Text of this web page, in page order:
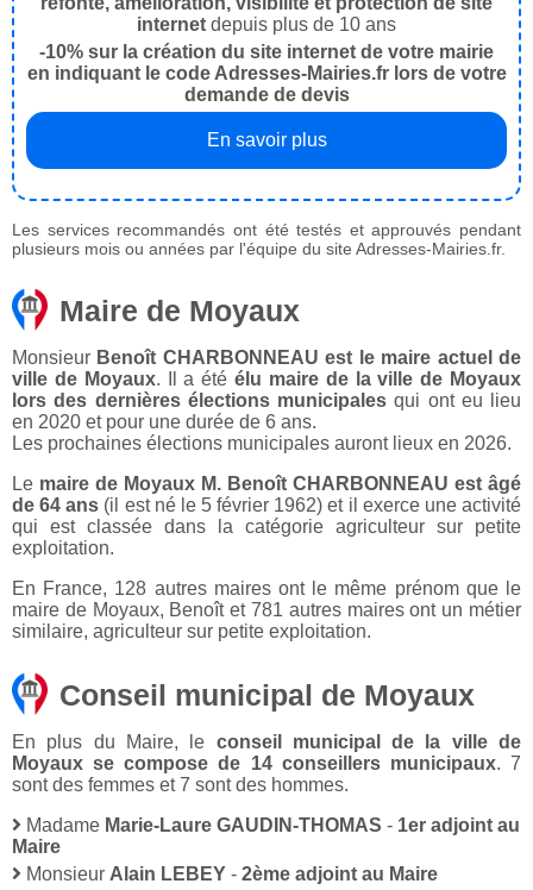
internet depuis plus de 10 ans
-10% sur la création du site internet de votre mairie
en indiquant le code Adresses-Mairies.fr lors de votre
demande de devis
En savoir plus
Les services recommandés ont été testés et approuvés pendant
plusieurs mois ou années par l'équipe du site Adresses-Mairies.fr.
Maire de Moyaux
Monsieur Benoît CHARBONNEAU est le maire actuel de
ville de Moyaux. Il a étéélu maire de la ville de Moyaux
lors des dernières élections municipales qui ont eu lieu
en 2020 et pour une durée de 6 ans.
Les prochaines élections municipales auront lieux en 2026.
Le maire de Moyaux M. Benoît CHARBONNEAU est âgé
de 64 ans (il est né le 5 février 1962) et il exerce une activité
qui est classée dans la catégorie agriculteur sur petite
exploitation.
En France, 128 autres maires ont le même prénom que le
maire de Moyaux, Benoît et 781 autres maires ont un métier
similaire, agriculteur sur petite exploitation.
Conseil municipal de Moyaux
En plus du Maire, le conseil municipal de la ville de
Moyaux se compose de 14 conseillers municipaux. 7
sont des femmes et 7 sont des hommes.
Madame Marie-Laure GAUDIN-THOMAS - 1er adjoint au
Maire
Monsieur Alain LEBEY - 2ème adjoint au Maire